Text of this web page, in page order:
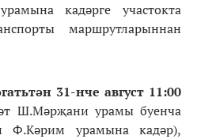
кадәрге участокта
маршрутларыннан
31-нче август 11:00
Ш.Мәрҗани урамы буенча
Ф.Кәрим урамына кадәр),